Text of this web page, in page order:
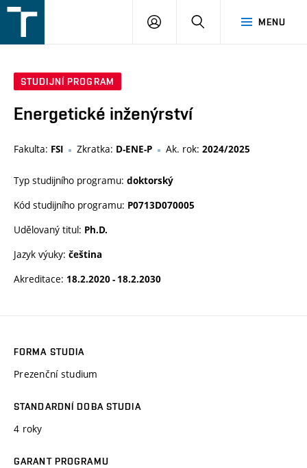
v
MENU
PŘIHLÁŠENÍ
STUDIJNÍ PROGRAM
Energetické inženýrství
Fakulta: FSI Zkratka: D-ENE-P Ak. rok: 2024/2025
Typ studijního programu: doktorský
Kód studijního programu: P0713D070005
Udělovaný titul: Ph.D.
Jazyk výuky: čeština
Akreditace: 18.2.2020 - 18.2.2030
FORMA STUDIA
Prezenční studium
STANDARDNÍ DOBA STUDIA
4 roky
GARANT PROGRAMU